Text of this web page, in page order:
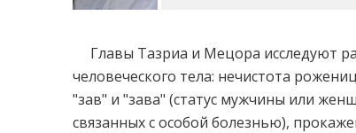
Главы Тазриa и Мецора исследуют
человеческого тела: нечистота
"зав" и "зава" (статус мужчины или
связанных с особой болезнью),